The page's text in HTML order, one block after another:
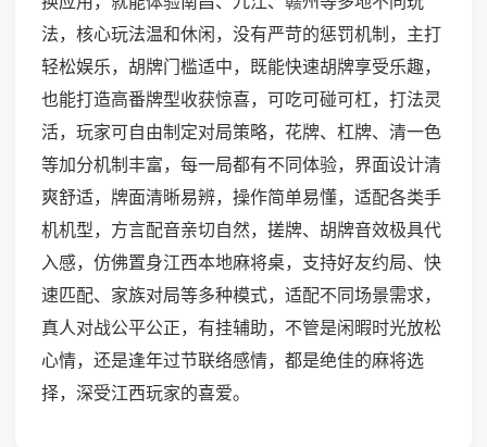
法，核心玩法温和休闲，没有严苛的惩罚机制，主打
轻松娱乐，胡牌门槛适中，既能快速胡牌享受乐趣，
也能打造高番牌型收获惊喜，可吃可碰可杠，打法灵
活，玩家可自由制定对局策略，花牌、杠牌、清一色
等加分机制丰富，每一局都有不同体验，界面设计清
爽舒适，牌面清晰易辨，操作简单易懂，适配各类手
机机型，方言配音亲切自然，搓牌、胡牌音效极具代
入感，仿佛置身江西本地麻将桌，支持好友约局、快
速匹配、家族对局等多种模式，适配不同场景需求，
真人对战公平公正，有挂辅助，不管是闲暇时光放松
心情，还是逢年过节联络感情，都是绝佳的麻将选
择，深受江西玩家的喜爱。